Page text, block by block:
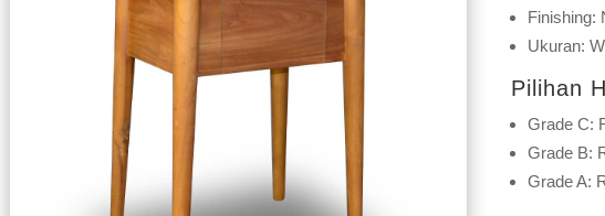
Finishing:
Ukuran:
Pilihan
Grade C:
Grade B:
Grade A: